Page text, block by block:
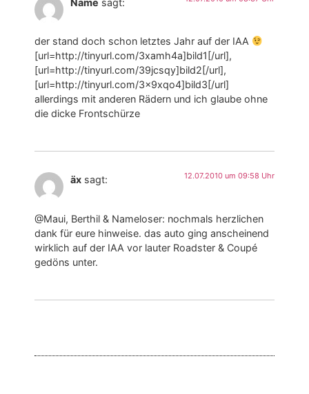
der stand doch schon letztes Jahr auf der IAA
[url=http://tinyurl.com/3xamh4a]bild1[/url],
[url=http://tinyurl.com/39jcsqy]bild2[/url],
[url=http://tinyurl.com/3x9xqo4]bild3[/url]
allerdings mit anderen Rädern und ich glaube ohne
die dicke Frontschürze
äx sagt: 12.07.2010 um 09:58 Uhr
@Maui, Berthil & Nameloser: nochmals herzlichen
dank für eure hinweise. das auto ging anscheinend
wirklich auf der IAA vor lauter Roadster & Coupé
gedöns unter.